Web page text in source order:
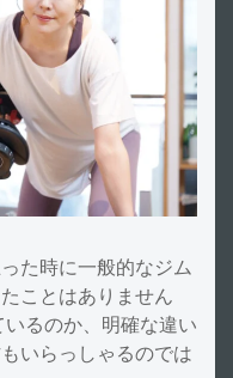
た時に一般的なジム
ことはありません
るのか、明確な違い
いらっしゃるのでは